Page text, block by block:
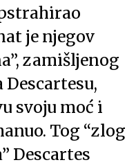
je njegov
zamišljenog
svoju moć i
Tog “zlog
Descartes